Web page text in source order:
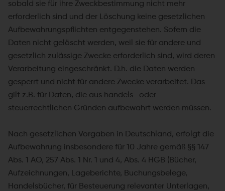
sobald sie für ihre Zweckbestimmung nicht mehr
erforderlich sind und der Löschung keine gesetzlichen
Aufbewahrungspflichten entgegenstehen. Sofern die
Daten nicht gelöscht werden, weil sie für andere und
gesetzlich zulässige Zwecke erforderlich sind, wird deren
Verarbeitung eingeschränkt. D.h. die Daten werden
gesperrt und nicht für andere Zwecke verarbeitet. Das
gilt z.B. für Daten, die aus handels- oder
steuerrechtlichen Gründen aufbewahrt werden müssen.
Nach gesetzlichen Vorgaben in Deutschland, erfolgt die
Aufbewahrung insbesondere für 10 Jahre gemäß §§ 147
Abs. 1 AO, 257 Abs. 1 Nr. 1 und 4, Abs. 4 HGB (Bücher,
Aufzeichnungen, Lageberichte, Buchungsbelege,
Handelsbücher, für Besteuerung relevanter Unterlagen,